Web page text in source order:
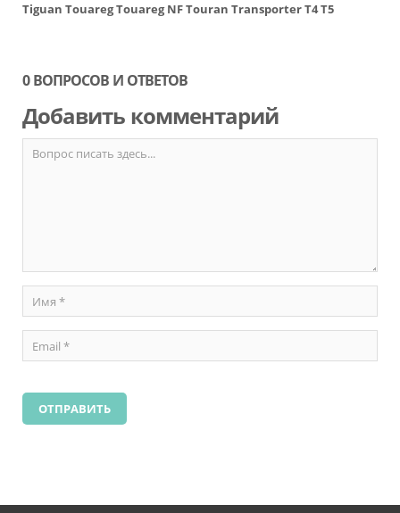
Tiguan TouaregTouareg NFTouran TransporterT4T5
0 ВОПРОСОВ И ОТВЕТОВ
Добавить комментарий